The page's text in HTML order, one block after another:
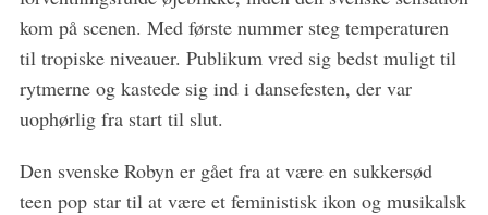
kom på scenen. Med første nummer steg temperaturen
til tropiske niveauer. Publikum vred sig bedst muligt til
rytmerne og kastede sig ind i dansefesten, der var
uophørlig fra start til slut.
Den svenske Robyn er gået fra at være en sukkersød
teen pop star til at være et feministisk ikon og musikalsk